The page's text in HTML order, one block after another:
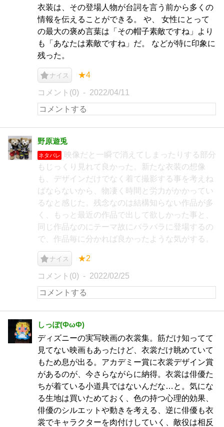
衣装は、その登場人物が台詞を言う前から多くの
情報を伝えることができる。 や、 女性にとって
の最大の褒め言葉は「その帽子素敵ですね」より
も「あなたは素敵ですね」だ。 などが特に印象に
残った。
ナイス ★4
コメント(0) 2022/04/11
野原遊兎
ネタバレ
映像だと一瞬で消えてしまったりする部分
もじっくり見れて良かった。新たな衣装の想像
も、デザインだけでなく着て撮影する事を考えね
ばならないから、物凄く時間と労力がかかってい
るなと感じた。残念なのは結構知らない作品が多
く、もっと最近の作品で出して欲しかった事と、
同じ作品なのにテーマ故にバラバラに登場するの
で、作品毎に分かれば良かったような気がする。
ナイス ★2
コメント(0) 2022/02/25
しっぽ(ФωФ)
ディズニーの実写映画の衣裳集。筋だけ知ってて
見てない映画もあったけど、衣裳だけ眺めていて
もため息が出る。アカデミー賞に衣裳デザイン賞
があるのが、今さらながらに納得。衣裳は俳優た
ちが着ている小道具ではないんだな…と。気にな
る生地は買いためておく、色の持つ心理的効果、
俳優のシルエットや動きを考える、逆に俳優も衣
裳でキャラクターを肉付けしていく、敵役は相反